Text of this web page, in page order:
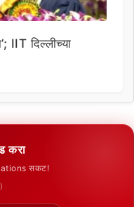
IIT दिल्लीच्या
करा
सकट!